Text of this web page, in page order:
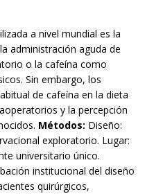
a nivel mundial es la
administración aguda de
o la cafeína como
Sin embargo, los
de cafeína en la dieta
y la percepción
Métodos: Diseño:
exploratorio. Lugar:
universitario único.
institucional del diseño
quirúrgicos,